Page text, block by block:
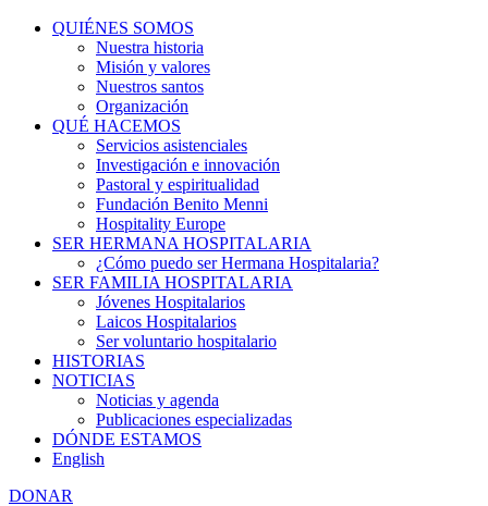
QUIÉNES SOMOS
Nuestra historia
Misión y valores
Nuestros santos
Organización
QUÉ HACEMOS
Servicios asistenciales
Investigación e innovación
Pastoral y espiritualidad
Fundación Benito Menni
Hospitality Europe
SER HERMANA HOSPITALARIA
¿Cómo puedo ser Hermana Hospitalaria?
SER FAMILIA HOSPITALARIA
Jóvenes Hospitalarios
Laicos Hospitalarios
Ser voluntario hospitalario
HISTORIAS
NOTICIAS
Noticias y agenda
Publicaciones especializadas
DÓNDE ESTAMOS
English
DONAR